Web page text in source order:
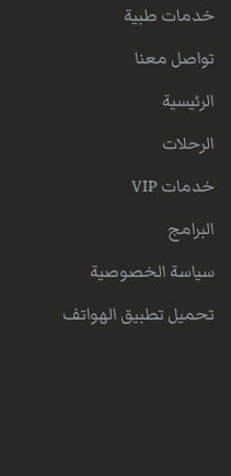
خدمات طبية
تواصل معنا
الرئيسية
الرحلات
خدمات VIP
البرامج
سياسة الخصوصية
تحميل تطبيق الهواتف